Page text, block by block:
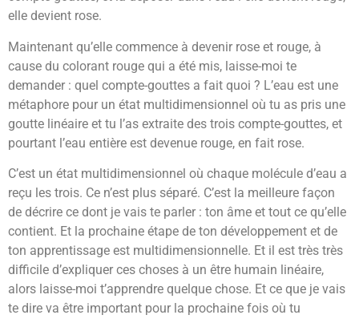
elle devient rose.
Maintenant qu’elle commence à devenir rose et rouge, à
cause du colorant rouge qui a été mis, laisse-moi te
demander : quel compte-gouttes a fait quoi ? L’eau est une
métaphore pour un état multidimensionnel où tu as pris une
goutte linéaire et tu l’as extraite des trois compte-gouttes, et
pourtant l’eau entière est devenue rouge, en fait rose.
C’est un état multidimensionnel où chaque molécule d’eau a
reçu les trois. Ce n’est plus séparé. C’est la meilleure façon
de décrire ce dont je vais te parler : ton âme et tout ce qu’elle
contient. Et la prochaine étape de ton développement et de
ton apprentissage est multidimensionnelle. Et il est très très
difficile d’expliquer ces choses à un être humain linéaire,
alors laisse-moi t’apprendre quelque chose. Et ce que je vais
te dire va être important pour la prochaine fois où tu